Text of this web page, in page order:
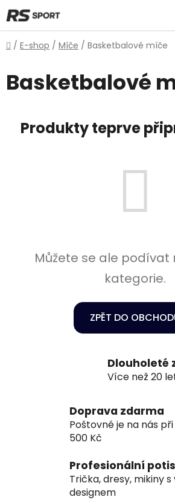
Přejít
na
obsah
Domů
/ E-shop / Míče / Basketbalové míče
Basketbalové
Produkty teprve
Můžete se ale
kategorie.
ZPĚT DO
Dlouholeté
Více než 20
Doprava zdarma
Poštovné je na nás
500 Kč
Profesionální
Trička, dresy, mikiny
designem